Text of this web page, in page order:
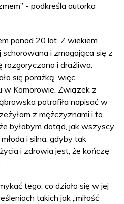
- podkreśla autorka
ponad 20 lat. Z wiekiem
i zmagająca się z
rozgoryczona i drażliwa.
się porażką, więc
w Komorowie. Związek z
potrafiła napisać w
z mężczyznami i to
byłabym dotąd, jak wszyscy
i silna, gdyby tak
i zdrowia jest, że kończę
tego, co działo się w jej
takich jak „miłość